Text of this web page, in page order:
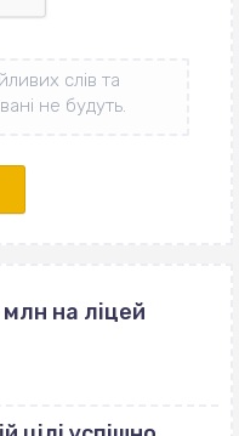
на ліцей